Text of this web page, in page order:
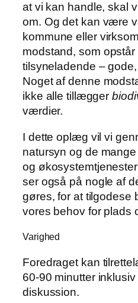
at vi kan handle, skal
om. Og det kan være
kommune eller
modstand, som
tilsyneladende –
Noget af denne
ikke alle tillægger
værdier.
I dette oplæg vil vi
natursyn og de
og
ser også på nogle af
gøres, for at tilgodese
vores behov for plads
Varighed
Foredraget kan
60-90 minutter
diskussion.